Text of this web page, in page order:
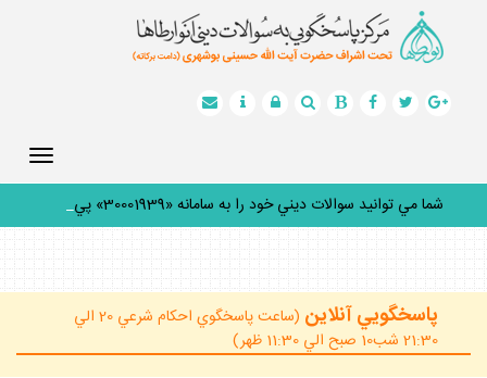
شما مي توانيد سوالات ديني خود را به سامانه «30001939» پيام
_
پاسخگويي آنلاين
(ساعت پاسخگوي احكام شرعي 20 الي
21:30 شب10 صبح الي 11:30 ظهر)